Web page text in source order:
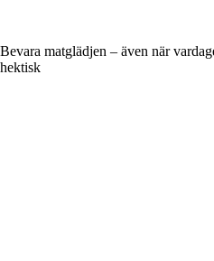
Bevara matglädjen – även när
hektisk